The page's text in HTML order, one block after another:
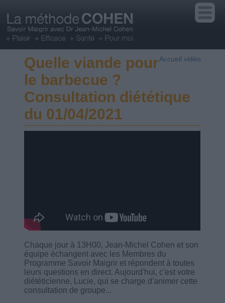
Accueil vidéo
Quelle viande pour
le barbecue ?
Consultation diététique
du 01/04/2021
Chaque jour à 13H00, Jean-Michel Cohen et son
équipe échangent avec les Membres du
Programme Savoir Maigrir et répondent à toutes
leurs questions en direct. Aujourd'hui, c'est votre
diététicienne, Lucie, qui se charge d'animer cette
consultation de groupe...